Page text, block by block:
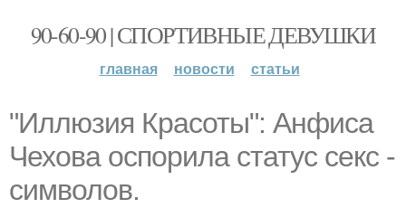
90-60-90 | СПОРТИВНЫЕ ДЕВУШКИ
главная новости статьи
"Иллюзия Красоты": Анфиса
Чехова оспорила статус секс -
символов.